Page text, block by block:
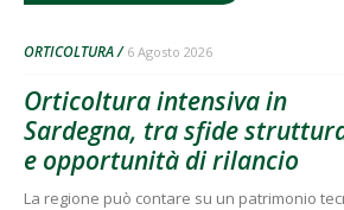
ORTICOLTURA 6 Agosto 2026
Orticoltura intensiva in
Sardegna, tra sfide
e opportunità di rilancio
La regione può contare su un patrimonio